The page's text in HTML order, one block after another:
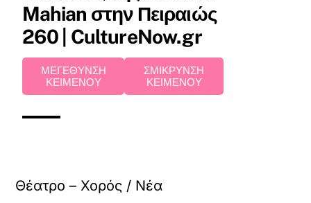
Mahian στην Πειραιώς
260 | CultureNow.gr
ΜΕΓΕΘΥΝΣΗ
ΚΕΙΜΕΝΟΥ
ΣΜΙΚΡΥΝΣΗ
ΚΕΙΜΕΝΟΥ
Θέατρο – Χορός / Νέα